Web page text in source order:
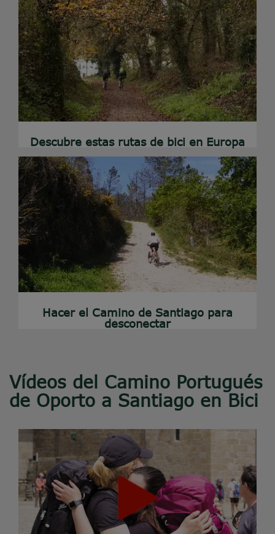
Descubre estas rutas de bici en Europa
Hacer el Camino de Santiago para
desconectar
Vídeos del Camino Portugués
de Oporto a Santiago en Bici